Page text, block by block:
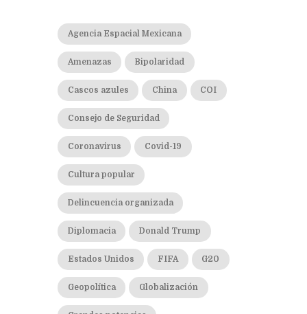
Agencia Espacial Mexicana
Amenazas Bipolaridad
Cascos azules China COI
Consejo de Seguridad
Coronavirus Covid-19
Cultura popular
Delincuencia organizada
Diplomacia Donald Trump
Estados Unidos FIFA G20
Geopolítica Globalización